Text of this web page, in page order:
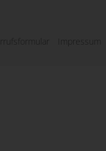
Impressum